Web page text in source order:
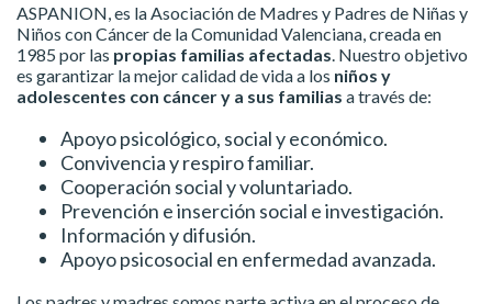
ASPANION, es la Asociación de Madres y Padres de Niñas y
Niños con Cáncer de la Comunidad Valenciana, creada en
1985 por las propias familias afectadas . Nuestro objetivo
es garantizar la mejor calidad de vida a los niños y
adolescentes con cáncer y a sus familias a través de:
Apoyo psicológico, social y económico.
Convivencia y respiro familiar.
Cooperación social y voluntariado.
Prevención e inserción social e investigación.
Información y difusión.
Apoyo psicosocial en enfermedad avanzada.